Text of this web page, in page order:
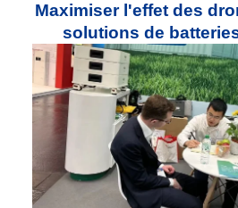
Maximiser l'effet des
solutions de